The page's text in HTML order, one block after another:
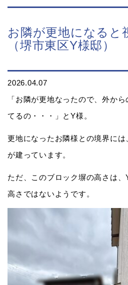
お隣が更地になると
（堺市東区Y様邸）
2026.04.07
「お隣が更地なったので、外か
てるの・・・」とY様。
更地になったお隣様との境界に
が建っています。
ただ、このブロック塀の高さは
高さではないようです。